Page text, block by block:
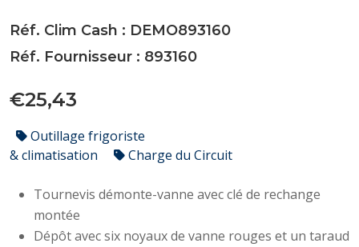
Réf. Clim Cash : DEMO893160
Réf. Fournisseur : 893160
€25,43
Outillage frigoriste
& climatisation
Charge du Circuit
Tournevis démonte-vanne avec clé de rechange
montée
Dépôt avec six noyaux de vanne rouges et un taraud